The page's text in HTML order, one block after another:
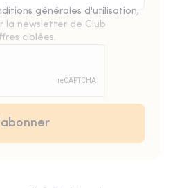
générales d'utilisation,
la newsletter de Club
ciblées.